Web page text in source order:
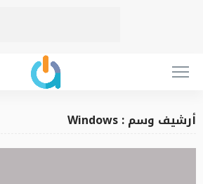
أرشيف وسم : Windows